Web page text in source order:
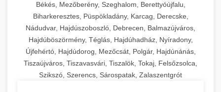
Békés, Mezőberény, Szeghalom, Berettyóújfalu,
Biharkeresztes, Püspökladány, Karcag, Derecske,
Nádudvar, Hajdúszoboszló, Debrecen, Balmazújváros,
Hajdúböszörmény, Téglás, Hajdúhadház, Nyíradony,
Újfehértó, Hajdúdorog, Mezőcsát, Polgár, Hajdúnánás,
Tiszaújváros, Tiszavasvári, Tiszalök, Tokaj, Felsőzsolca,
Szikszó, Szerencs, Sárospatak, Zalaszentgrót